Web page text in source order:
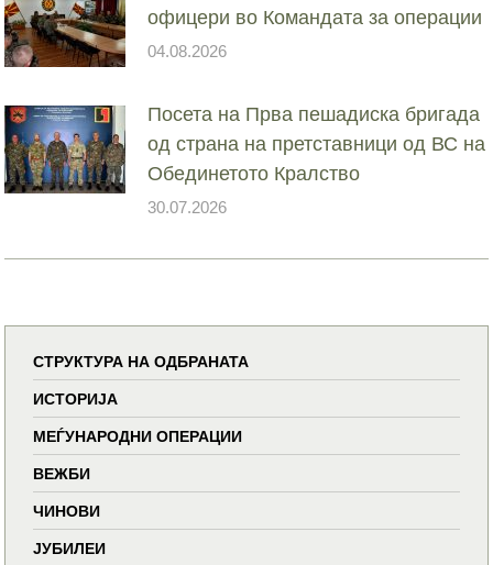
офицери во Командата за операции
04.08.2026
Посета на Прва пешадиска бригада
од страна на претставници од ВС на
Обединетото Кралство
30.07.2026
СТРУКТУРА НА ОДБРАНАТА
ИСТОРИЈА
МЕЃУНАРОДНИ ОПЕРАЦИИ
ВЕЖБИ
ЧИНОВИ
ЈУБИЛЕИ